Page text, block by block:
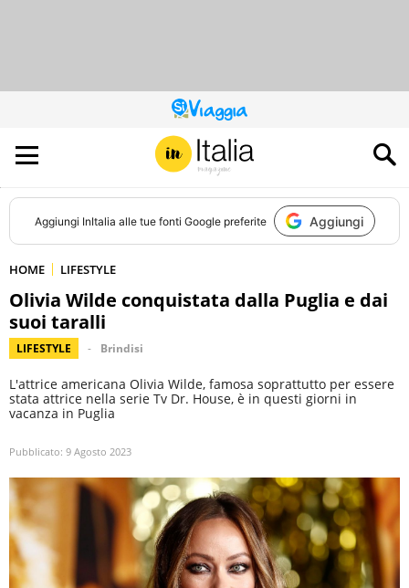
QUESTO
SITO
CONTRIBUISCE
ALL’AUDIENCE
DI
Aggiungi InItalia alle tue fonti Google preferite Aggiungi
HOME LIFESTYLE
Olivia Wilde conquistata dalla Puglia e dai
suoi taralli
LIFESTYLE Brindisi
L'attrice americana Olivia Wilde, famosa soprattutto per essere
stata attrice nella serie Tv Dr. House, è in questi giorni in
vacanza in Puglia
Pubblicato: 9 Agosto 2023